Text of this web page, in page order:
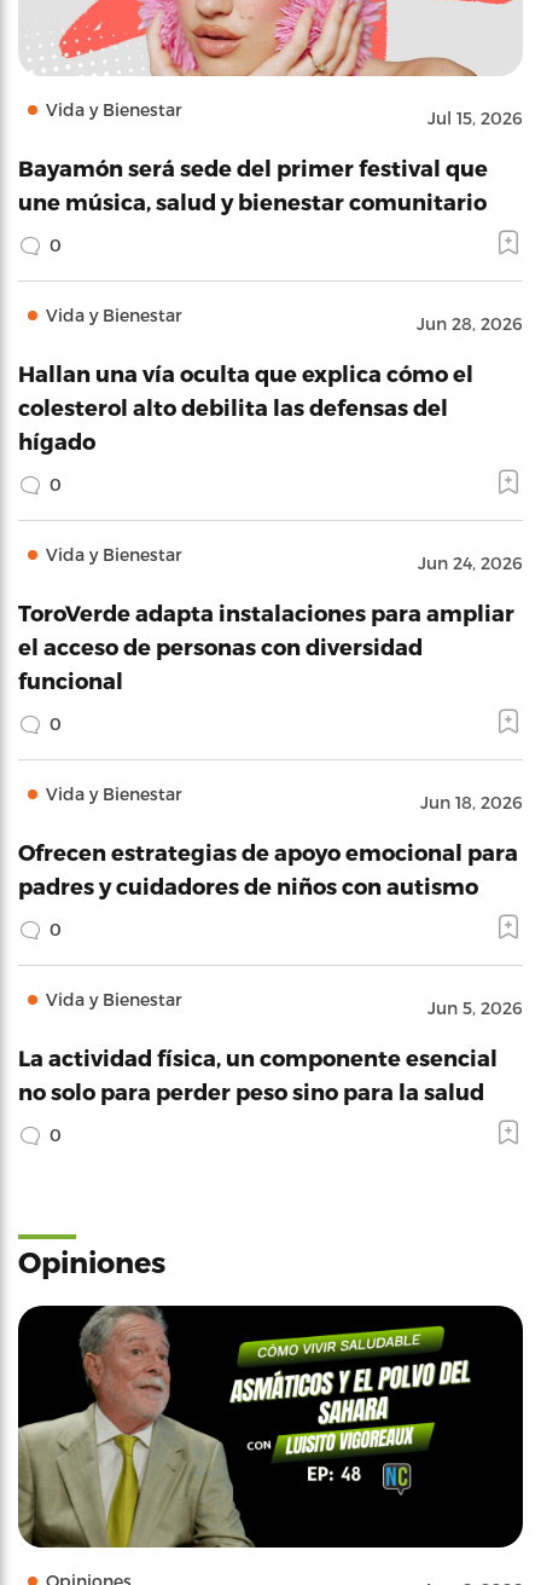
Vida y Bienestar Jul 15, 2026
Bayamón será sede del primer festival que
une música, salud y bienestar comunitario
0
Vida y Bienestar Jun 28, 2026
Hallan una vía oculta que explica cómo el
colesterol alto debilita las defensas del
hígado
0
Vida y Bienestar Jun 24, 2026
ToroVerde adapta instalaciones para ampliar
el acceso de personas con diversidad
funcional
0
Vida y Bienestar Jun 18, 2026
Ofrecen estrategias de apoyo emocional para
padres y cuidadores de niños con autismo
0
Vida y Bienestar Jun 5, 2026
La actividad física, un componente esencial
no solo para perder peso sino para la salud
0
Opiniones
Opiniones